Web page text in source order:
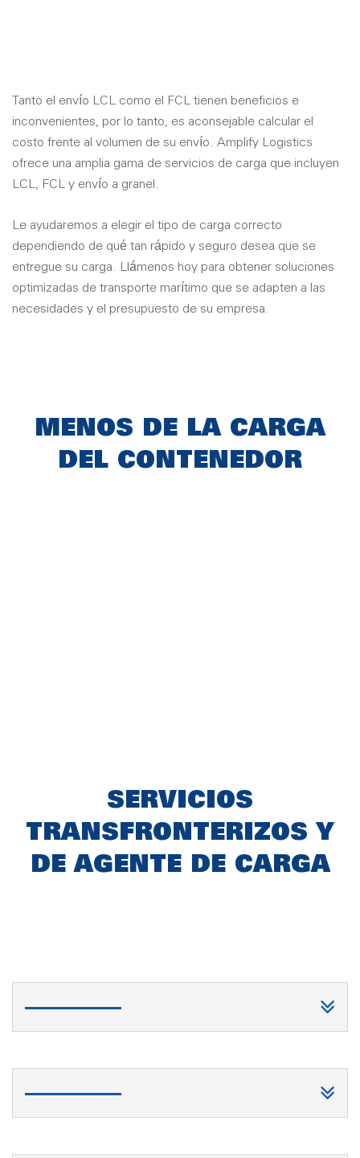
Tanto el envío LCL como el FCL tienen beneficios e
inconvenientes, por lo tanto, es aconsejable calcular el
costo frente al volumen de su envío. Amplify Logistics
ofrece una amplia gama de servicios de carga que incluyen
LCL, FCL y envío a granel.
Le ayudaremos a elegir el tipo de carga correcto
dependiendo de qué tan rápido y seguro desea que se
entregue su carga. Llámenos hoy para obtener soluciones
optimizadas de transporte marítimo que se adapten a las
necesidades y el presupuesto de su empresa.
MENOS DE LA CARGA
DEL CONTENEDOR
SERVICIOS
TRANSFRONTERIZOS Y
DE AGENTE DE CARGA